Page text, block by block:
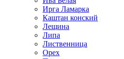
Ирга Ламарка
Каштан конский
Лещина
Липа
Лиственница
Орех